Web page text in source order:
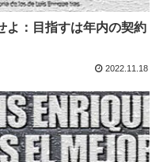
よ：目指すは年内の契約
2022.11.18